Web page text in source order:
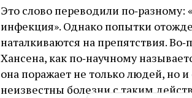
Это слово переводили по‑разному:
инфекция». Однако попытки
наталкиваются на препятствия.
Хансена, как по‑научному
она поражает не только людей,
неизвестны болезни с таким